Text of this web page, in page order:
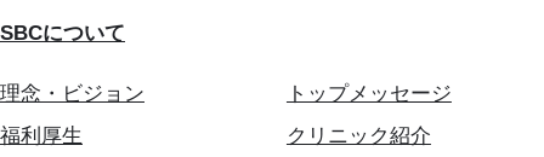
SBCについて
理念・ビジョン
トップメッセージ
福利厚生
クリニック紹介